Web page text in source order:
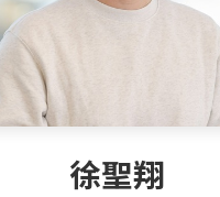
徐聖翔